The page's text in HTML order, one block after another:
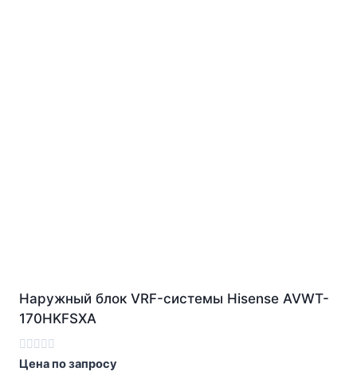
Наружный блок VRF-системы Hisense AVWT-
170HKFSXA
Оценка
0
Цена по запросу